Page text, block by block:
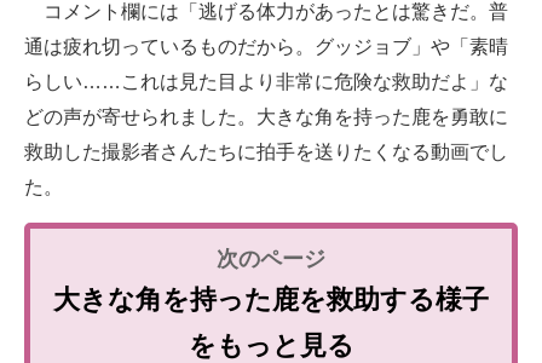
コメント欄には「逃げる体力があったとは驚きだ。普
通は疲れ切っているものだから。グッジョブ」や「素晴
らしい……これは見た目より非常に危険な救助だよ」な
どの声が寄せられました。大きな角を持った鹿を勇敢に
救助した撮影者さんたちに拍手を送りたくなる動画でし
た。
大きな角を持った鹿を救助する様子
をもっと見る